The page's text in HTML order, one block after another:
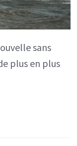
:
un
sans
plus en plus